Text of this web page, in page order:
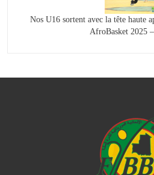
Nos U16 sortent avec la tête haute
AfroBasket 2025